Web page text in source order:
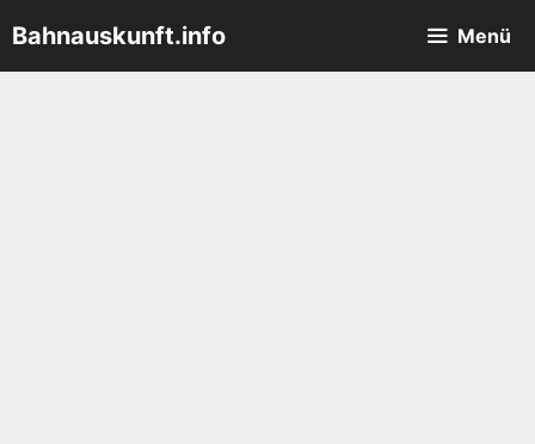
Inhalt
springen
Bahnauskunft.info Menü